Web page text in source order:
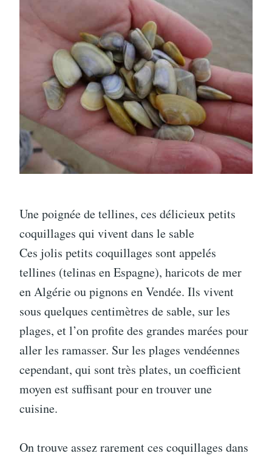
Une poignée de tellines, ces délicieux petits
coquillages qui vivent dans le sable
Ces jolis petits coquillages sont appelés
tellines (telinas en Espagne), haricots de mer
en Algérie ou pignons en Vendée. Ils vivent
sous quelques centimètres de sable, sur les
plages, et l’on profite des grandes marées pour
aller les ramasser. Sur les plages vendéennes
cependant, qui sont très plates, un coefficient
moyen est suffisant pour en trouver une
cuisine.
On trouve assez rarement ces coquillages dans